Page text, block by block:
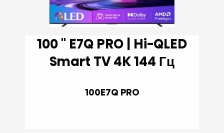
100 '' E7Q PRO | Hi-QLED
Smart TV 4K 144 Гц
100E7Q PRO